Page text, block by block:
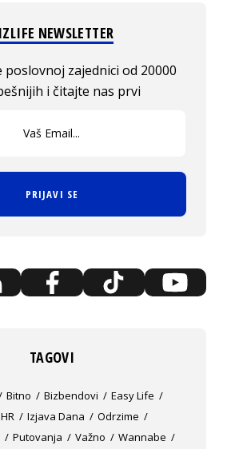
NEWSLETTER
poslovnoj zajednici od 20000
i čitajte nas prvi
PRIJAVI SE
TAGOVI
Bitno Bizbendovi
Easy Life
HR Izjava Dana
Odrzime
Putovanja Važno
Wannabe